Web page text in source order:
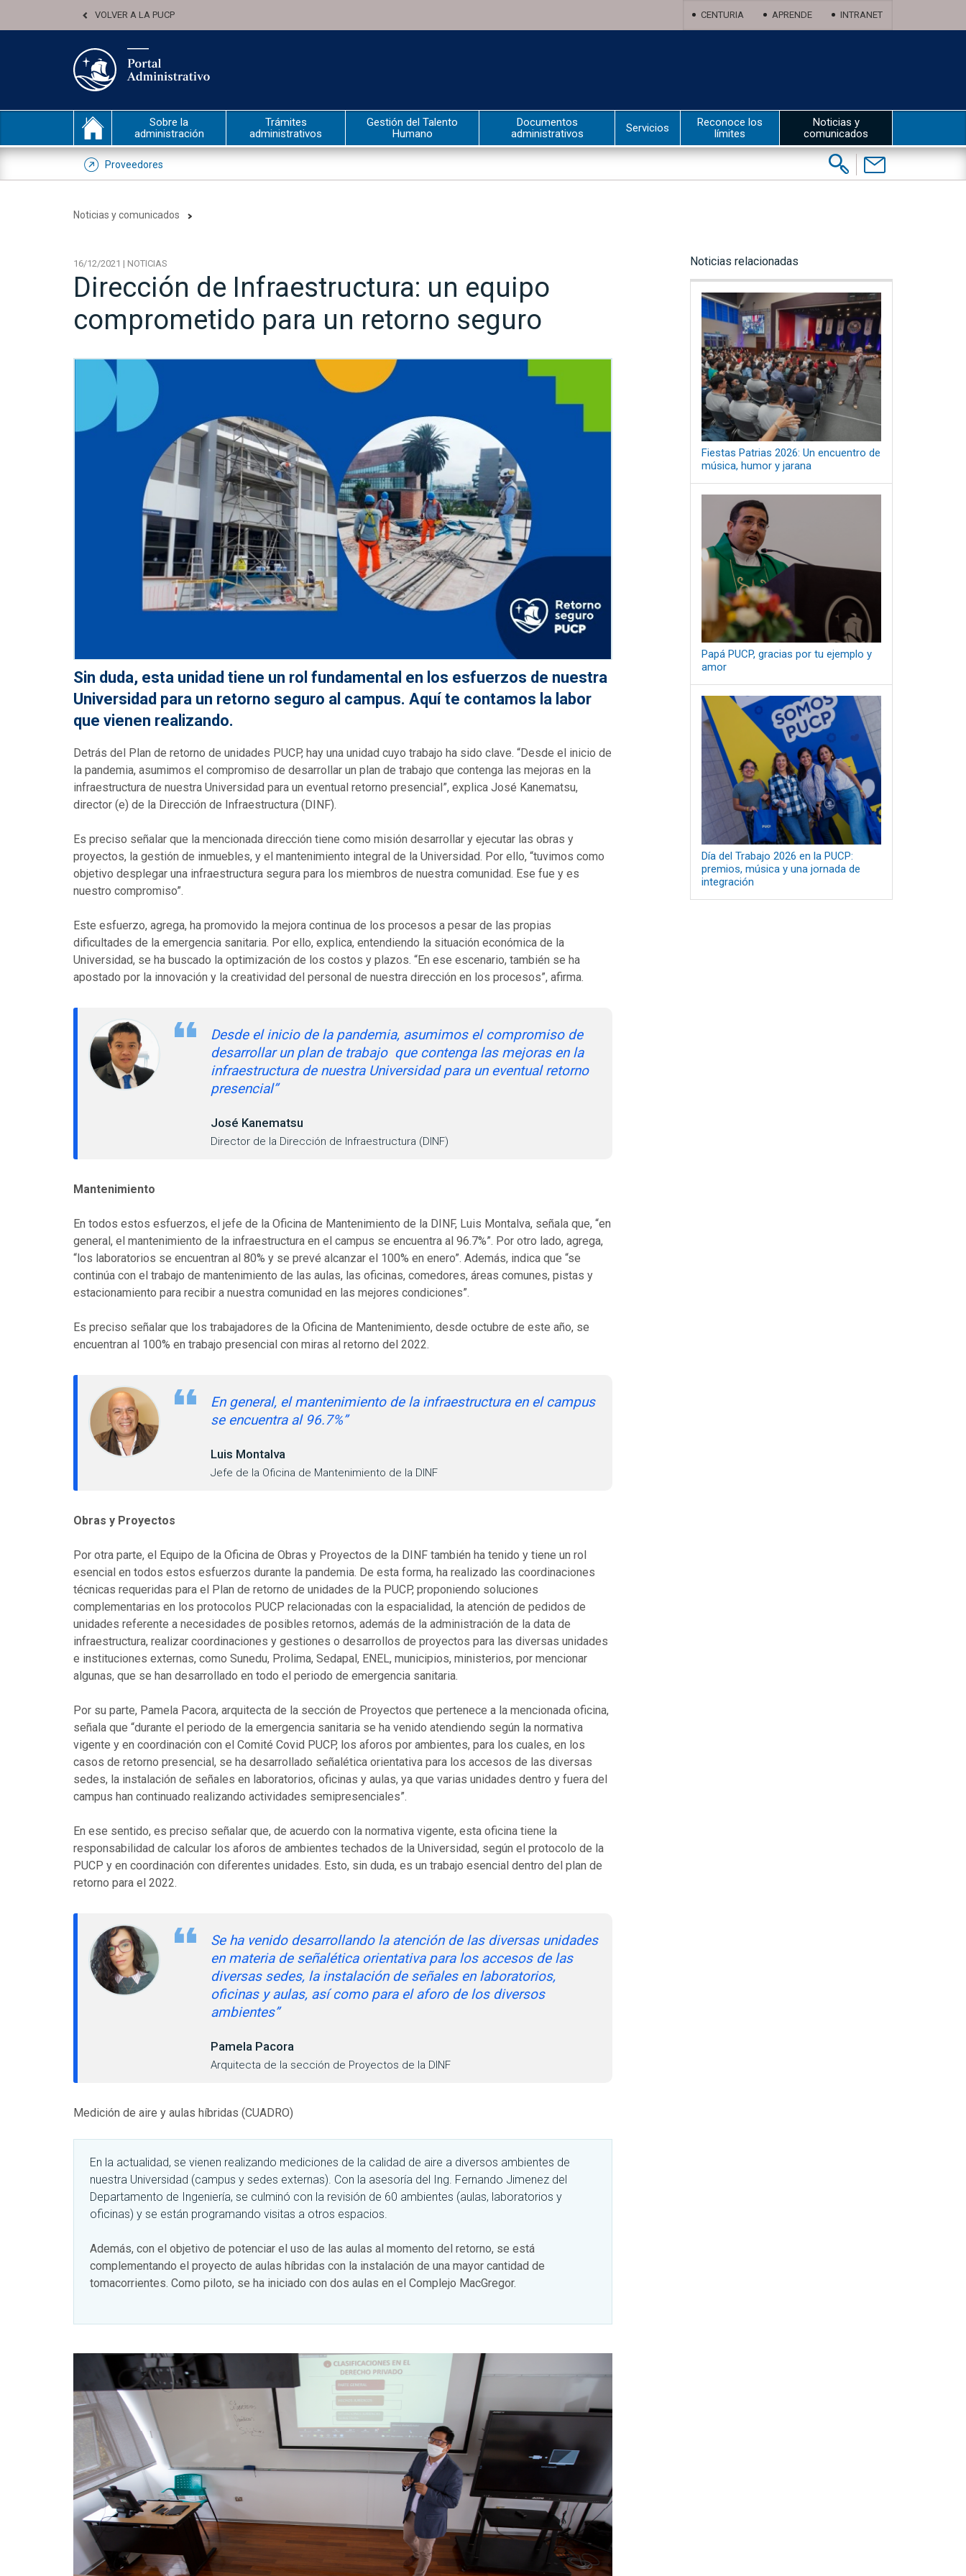
VOLVER A LA PUCP CENTURIA APRENDE INTRANET
Sobre la
administración
Trámites
administrativos
Gestión del Talento
Humano
Documentos
administrativos
Servicios
Reconoce los
límites
Noticias y
comunicados
Proveedores Buscar:
Contáctenos
Noticias y comunicados
16/12/2021 | NOTICIAS
Dirección de Infraestructura: un equipo
comprometido para un retorno seguro
Sin duda, esta unidad tiene un rol fundamental en los esfuerzos de nuestra
Universidad para un retorno seguro al campus. Aquí te contamos la labor
que vienen realizando.
Detrás del Plan de retorno de unidades PUCP, hay una unidad cuyo trabajo ha sido clave. “Desde el inicio de
la pandemia, asumimos el compromiso de desarrollar un plan de trabajo que contenga las mejoras en la
infraestructura de nuestra Universidad para un eventual retorno presencial”, explica José Kanematsu,
director (e) de la Dirección de Infraestructura (DINF).
Es preciso señalar que la mencionada dirección tiene como misión desarrollar y ejecutar las obras y
proyectos, la gestión de inmuebles, y el mantenimiento integral de la Universidad. Por ello, “tuvimos como
objetivo desplegar una infraestructura segura para los miembros de nuestra comunidad. Ese fue y es
nuestro compromiso”.
Este esfuerzo, agrega, ha promovido la mejora continua de los procesos a pesar de las propias
dificultades de la emergencia sanitaria. Por ello, explica, entendiendo la situación económica de la
Universidad, se ha buscado la optimización de los costos y plazos. “En ese escenario, también se ha
apostado por la innovación y la creatividad del personal de nuestra dirección en los procesos”, afirma.
Desde el inicio de la pandemia, asumimos el compromiso de
desarrollar un plan de trabajo que contenga las mejoras en la
infraestructura de nuestra Universidad para un eventual retorno
presencial”
José Kanematsu
Director de la Dirección de Infraestructura (DINF)
Mantenimiento
En todos estos esfuerzos, el jefe de la Oficina de Mantenimiento de la DINF, Luis Montalva, señala que, “en
general, el mantenimiento de la infraestructura en el campus se encuentra al 96.7%”. Por otro lado, agrega,
“los laboratorios se encuentran al 80% y se prevé alcanzar el 100% en enero”. Además, indica que “se
continúa con el trabajo de mantenimiento de las aulas, las oficinas, comedores, áreas comunes, pistas y
estacionamiento para recibir a nuestra comunidad en las mejores condiciones”.
Es preciso señalar que los trabajadores de la Oficina de Mantenimiento, desde octubre de este año, se
encuentran al 100% en trabajo presencial con miras al retorno del 2022.
En general, el mantenimiento de la infraestructura en el campus
se encuentra al 96.7%”
Luis Montalva
Jefe de la Oficina de Mantenimiento de la DINF
Obras y Proyectos
Por otra parte, el Equipo de la Oficina de Obras y Proyectos de la DINF también ha tenido y tiene un rol
esencial en todos estos esfuerzos durante la pandemia. De esta forma, ha realizado las coordinaciones
técnicas requeridas para el Plan de retorno de unidades de la PUCP, proponiendo soluciones
complementarias en los protocolos PUCP relacionadas con la espacialidad, la atención de pedidos de
unidades referente a necesidades de posibles retornos, además de la administración de la data de
infraestructura, realizar coordinaciones y gestiones o desarrollos de proyectos para las diversas unidades
e instituciones externas, como Sunedu, Prolima, Sedapal, ENEL, municipios, ministerios, por mencionar
algunas, que se han desarrollado en todo el periodo de emergencia sanitaria.
Por su parte, Pamela Pacora, arquitecta de la sección de Proyectos que pertenece a la mencionada oficina,
señala que “durante el periodo de la emergencia sanitaria se ha venido atendiendo según la normativa
vigente y en coordinación con el Comité Covid PUCP, los aforos por ambientes, para los cuales, en los
casos de retorno presencial, se ha desarrollado señalética orientativa para los accesos de las diversas
sedes, la instalación de señales en laboratorios, oficinas y aulas, ya que varias unidades dentro y fuera del
campus han continuado realizando actividades semipresenciales”.
En ese sentido, es preciso señalar que, de acuerdo con la normativa vigente, esta oficina tiene la
responsabilidad de calcular los aforos de ambientes techados de la Universidad, según el protocolo de la
PUCP y en coordinación con diferentes unidades. Esto, sin duda, es un trabajo esencial dentro del plan de
retorno para el 2022.
Se ha venido desarrollando la atención de las diversas unidades
en materia de señalética orientativa para los accesos de las
diversas sedes, la instalación de señales en laboratorios,
oficinas y aulas, así como para el aforo de los diversos
ambientes”
Pamela Pacora
Arquitecta de la sección de Proyectos de la DINF
Medición de aire y aulas híbridas (CUADRO)
En la actualidad, se vienen realizando mediciones de la calidad de aire a diversos ambientes de
nuestra Universidad (campus y sedes externas). Con la asesoría del Ing. Fernando Jimenez del
Departamento de Ingeniería, se culminó con la revisión de 60 ambientes (aulas, laboratorios y
oficinas) y se están programando visitas a otros espacios.
Además, con el objetivo de potenciar el uso de las aulas al momento del retorno, se está
complementando el proyecto de aulas híbridas con la instalación de una mayor cantidad de
tomacorrientes. Como piloto, se ha iniciado con dos aulas en el Complejo MacGregor.
Noticias relacionadas
Fiestas Patrias 2026: Un encuentro de
música, humor y jarana
Papá PUCP, gracias por tu ejemplo y
amor
Día del Trabajo 2026 en la PUCP:
premios, música y una jornada de
integración